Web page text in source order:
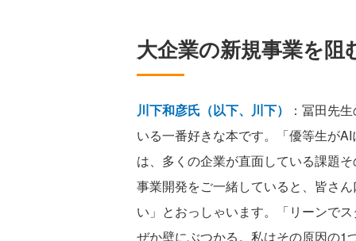
大企業の新規事業を阻
川下和彦氏（以下、川下）
：冨田先
いる一番好きな本です。「優等生が
は、多くの企業が直面している課題
事業開発をご一緒していると、皆さ
い」とおっしゃいます。「リーンで
ぜか壁にぶつかる。私はその原因の1